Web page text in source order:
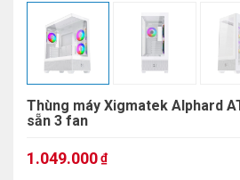
Thùng máy Xigmatek Alphard
sẵn 3 fan
1.049.000₫